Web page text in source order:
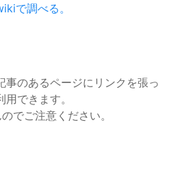
で調べる。
事のあるページにリンクを張っ
できます。
でご注意ください。